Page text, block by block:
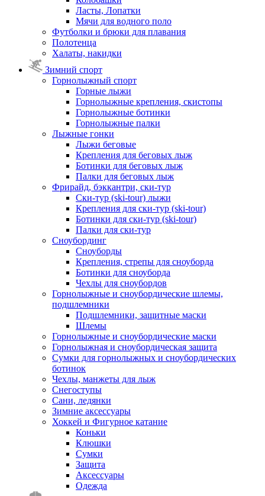
Ласты, Лопатки
Мячи для водного поло
Футболки и брюки для плавания
Полотенца
Халаты, накидки
Зимний спорт
Горнолыжный спорт
Горные лыжи
Горнолыжные крепления, скистопы
Горнолыжные ботинки
Горнолыжные палки
Лыжные гонки
Лыжи беговые
Крепления для беговых лыж
Ботинки для беговых лыж
Палки для беговых лыж
Фрирайд, бэккантри, ски-тур
Ски-тур (ski-tour) лыжи
Крепления для ски-тур (ski-tour)
Ботинки для ски-тур (ski-tour)
Палки для ски-тур
Сноубординг
Сноуборды
Крепления, стрепы для сноуборда
Ботинки для сноуборда
Чехлы для сноубордов
Горнолыжные и сноубордические шлемы,
подшлемники
Подшлемники, защитные маски
Шлемы
Горнолыжные и сноубордические маски
Горнолыжная и сноубордическая защита
Сумки для горнолыжных и сноубордических
ботинок
Чехлы, манжеты для лыж
Снегоступы
Сани, ледянки
Зимние аксессуары
Хоккей и Фигурное катание
Коньки
Клюшки
Сумки
Защита
Аксессуары
Одежда